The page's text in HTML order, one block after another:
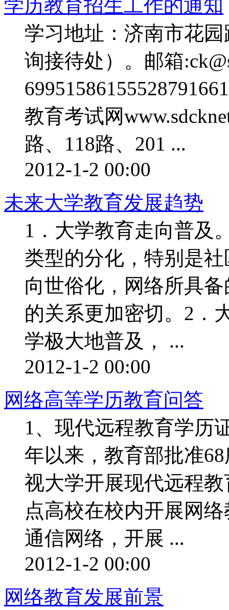
学历教育招生工作的通知
学习地址：济南市花
询接待处）。邮箱
教育考试网
路、118路、201 ...
2012-1-2 00:00
未来大学教育发展趋势
1．大学教育走向普及
类型的分化，特别是
向世俗化，网络所具
的关系更加密切。2．
学极大地普及， ...
2012-1-2 00:00
网络高等学历教育问答
1、现代远程教育学历
年以来，教育部批准
视大学开展现代远程
点高校在校内开展网
通信网络，开展 ...
2012-1-2 00:00
网络教育发展前景